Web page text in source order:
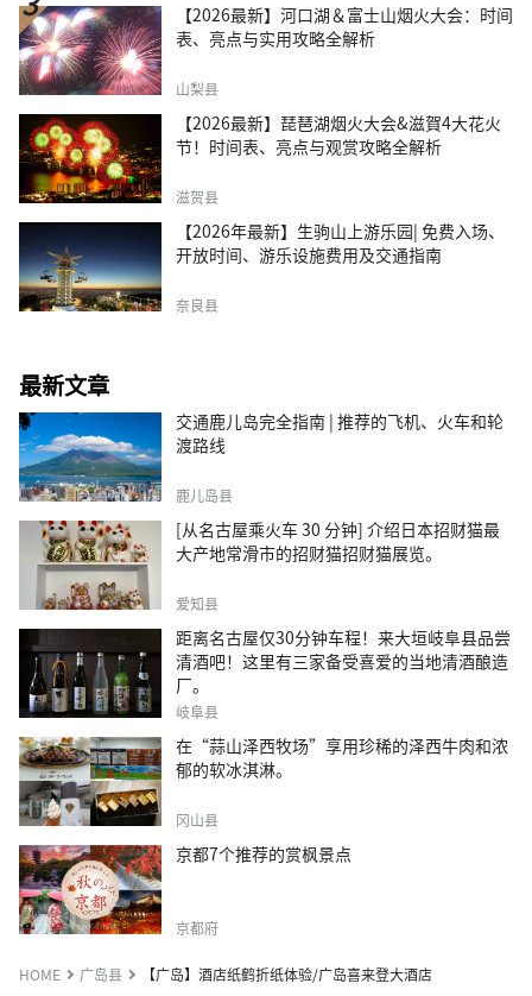
【2026最新】河口湖＆富士山烟火大会：时间
表、亮点与实用攻略全解析
山梨县
【2026最新】琵琶湖烟火大会&滋賀4大花火
节！时间表、亮点与观赏攻略全解析
滋贺县
【2026年最新】生驹山上游乐园| 免费入场、
开放时间、游乐设施费用及交通指南
奈良县
最新文章
交通鹿儿岛完全指南 | 推荐的飞机、火车和轮
渡路线
鹿儿岛县
[从名古屋乘火车 30 分钟] 介绍日本招财猫最
大产地常滑市的招财猫招财猫展览。
爱知县
距离名古屋仅30分钟车程！来大垣岐阜县品尝
清酒吧！这里有三家备受喜爱的当地清酒酿造
厂。
岐阜县
在“蒜山泽西牧场”享用珍稀的泽西牛肉和浓
郁的软冰淇淋。
冈山县
京都7个推荐的赏枫景点
京都府
HOME 广岛县 【广岛】酒店纸鹤折纸体验/广岛喜来登大酒店